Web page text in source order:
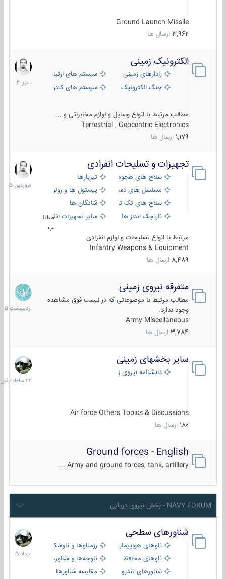
Ground Launch Missile
3,962 ارسال ها
الکترونیک زمینی
رادارهای زمینی
سیستم های ارتباطی و جمع آوری
جنگ الکترونیک
سیستم های کنترل آتش و تجهیزات
مطالب مرتبط با انواع وسایل و لوازم مخابراتی و ...
Terrestrial , Geocentric Electronics
1,179 ارسال ها
1
مهر
1403
تجهیزات و تسلیحات انفرادی
سلاح های هجومی
تیربارها
مسلسل های دستی
پیستول ها و رولورها
سلاح های تک تیر اندازیشاتگان ها
نارنجک انداز ها
سایر تجهیزات انفرادی
مطال
ب
مرتبط با انواع تسلیحات و لوازم انفرادی
Infantry Weapons & Equipment
8,489 ارسال ها
17
فروردین
1405
متفرقه نیروی زمینی
مطالب مرتبط با موضوعاتی که در لیست فوق مشاهده
وجود ندارد.
Army Miscellaneous
3,784 ارسال ها
27
1405
سایر بخشهای زمینی
دانشنامه نیروی زمینی
Air force Others Topics & Discussions
180 ارسال ها
22
ساعات
قبل
Ground forces - English
Army and ground forces, tank, artillery ...
NAVY FORUM - بخش نیروی دریایی
شناورهای سطحی
ناوهای هواپیمابر و بالگرد بررزمناوها و ناوشکن‌ها
ناوهای محافظ
ناوچه‌ها و شناورهای گشتی
شناورهای تندرو
مقایسه شناورها
2
مرداد
1405